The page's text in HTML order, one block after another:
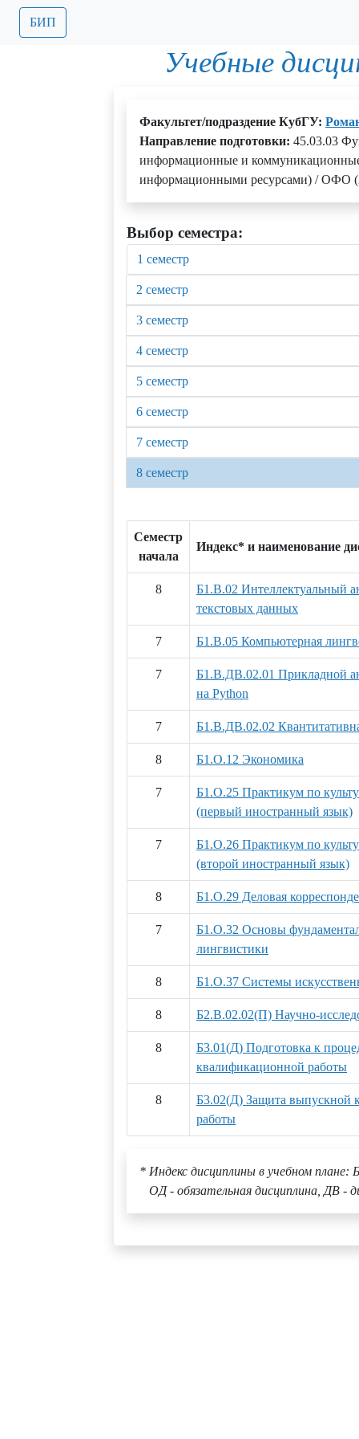
БИП
Учебные
Факультет/подраздение КубГУ:
Направление подготовки: 45.03.03
информационные и
информационными ресурсами) / ОФО
Выбор семестра:
1 семестр
2 семестр
3 семестр
4 семестр
5 семестр
6 семестр
7 семестр
8 семестр
Семестр
начала
Индекс* и наименование
8
Б1.В.02 Интеллектуальный
текстовых данных
7 Б1.В.05 Компьютерная
7
Б1.В.ДВ.02.01 Прикладной
на Python
7 Б1.В.ДВ.02.02
8 Б1.О.12 Экономика
7
Б1.О.25 Практикум по
(первый иностранный язык)
7
Б1.О.26 Практикум по
(второй иностранный язык)
8 Б1.О.29 Деловая
7
Б1.О.32 Основы
лингвистики
8 Б1.О.37 Системы
8 Б2.В.02.02(П) Научно-
8
Б3.01(Д) Подготовка к
квалификационной работы
8
Б3.02(Д) Защита выпускной
работы
* Индекс дисциплины в учебном плане:
ОД - обязательная дисциплина, ДВ -